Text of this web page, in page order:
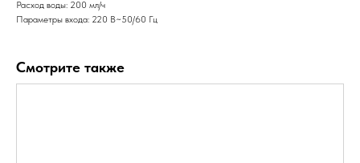
Расход воды: 200 мл/ч
Параметры входа: 220 В~50/60 Гц
Смотрите также